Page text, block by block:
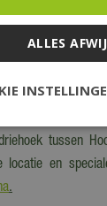
verf,
toiletaccessoires
van de
tussen
locatie en
.
ALLES